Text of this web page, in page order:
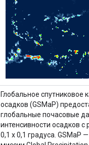
Глобальное спутниковое
осадков (GSMaP)
глобальные почасовые
интенсивности осадков
0,1 x 0,1 градуса. GSMaP